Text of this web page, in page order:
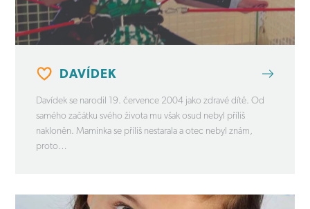
DAVÍDEK
Davídek se narodil 19. července 2004 jako zdravé dítě. Od
samého začátku svého života mu však osud nebyl příliš
nakloněn. Maminka se příliš nestarala a otec nebyl znám,
proto…